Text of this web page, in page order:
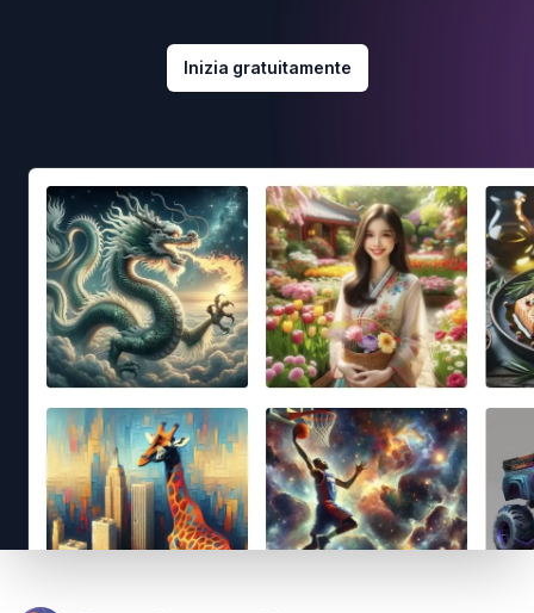
Inizia gratuitamente